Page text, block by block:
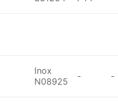
Inox
N08925
- -